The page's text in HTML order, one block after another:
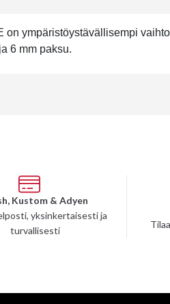
ympäristöystävällisempi
6 mm paksu.
Kustom & Adyen
yksinkertaisesti ja
turvallisesti